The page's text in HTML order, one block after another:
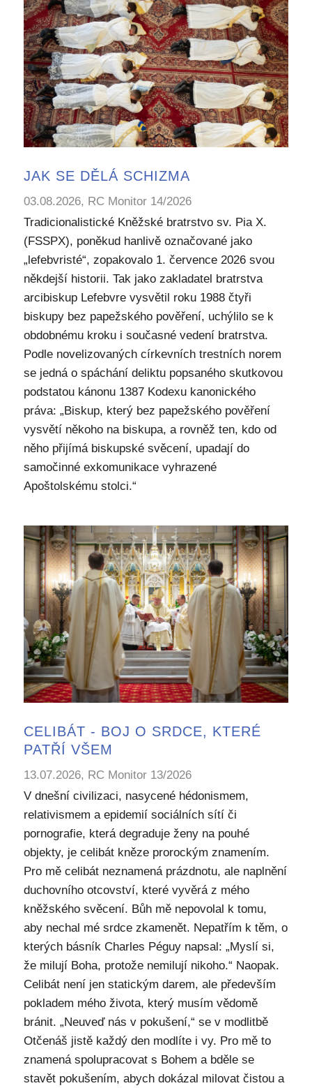
JAK SE DĚLÁ SCHIZMA
03.08.2026, RC Monitor 14/2026
Tradicionalistické Kněžské bratrstvo sv. Pia X.
(FSSPX), poněkud hanlivě označované jako
„lefebvristé“, zopakovalo 1. července 2026 svou
někdejší historii. Tak jako zakladatel bratrstva
arcibiskup Lefebvre vysvětil roku 1988 čtyři
biskupy bez papežského pověření, uchýlilo se k
obdobnému kroku i současné vedení bratrstva.
Podle novelizovaných církevních trestních norem
se jedná o spáchání deliktu popsaného skutkovou
podstatou kánonu 1387 Kodexu kanonického
práva: „Biskup, který bez papežského pověření
vysvětí někoho na biskupa, a rovněž ten, kdo od
něho přijímá biskupské svěcení, upadají do
samočinné exkomunikace vyhrazené
Apoštolskému stolci.“
CELIBÁT - BOJ O SRDCE, KTERÉ
PATŘÍ VŠEM
13.07.2026, RC Monitor 13/2026
V dnešní civilizaci, nasycené hédonismem,
relativismem a epidemií sociálních sítí či
pornografie, která degraduje ženy na pouhé
objekty, je celibát kněze prorockým znamením.
Pro mě celibát neznamená prázdnotu, ale naplnění
duchovního otcovství, které vyvěrá z mého
kněžského svěcení. Bůh mě nepovolal k tomu,
aby nechal mé srdce zkamenět. Nepatřím k těm, o
kterých básník Charles Péguy napsal: „Myslí si,
že milují Boha, protože nemilují nikoho.“ Naopak.
Celibát není jen statickým darem, ale především
pokladem mého života, který musím vědomě
bránit. „Neuveď nás v pokušení,“ se v modlitbě
Otčenáš jistě každý den modlíte i vy. Pro mě to
znamená spolupracovat s Bohem a bděle se
stavět pokušením, abych dokázal milovat čistou a